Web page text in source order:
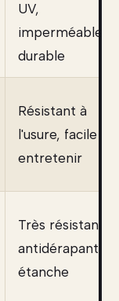
UV,
imperméable,
durable
Résistant à
l'usure, facile à
entretenir
Très résistant,
antidérapant,
étanche